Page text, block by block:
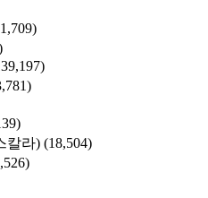
칼라) (18,504)